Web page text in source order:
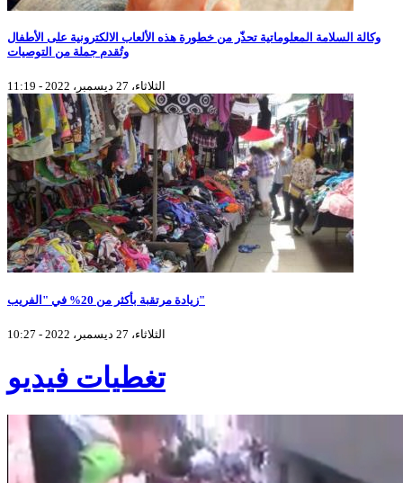
وكالة السلامة المعلوماتية تحذّر من خطورة هذه الألعاب الالكترونية على الأطفال
وتُقدم جملة من التوصيات
الثلاثاء، 27 ديسمبر، 2022 - 11:19
زيادة مرتقبة بأكثر من 20% في "الفريب"
الثلاثاء، 27 ديسمبر، 2022 - 10:27
تغطيات فيديو